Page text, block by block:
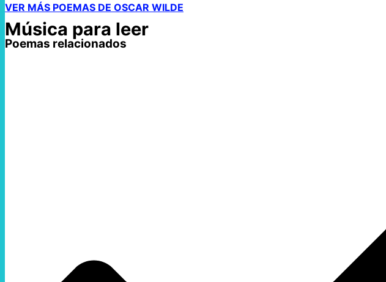
VER MÁS POEMAS DE OSCAR WILDE
Música para leer
Poemas relacionados